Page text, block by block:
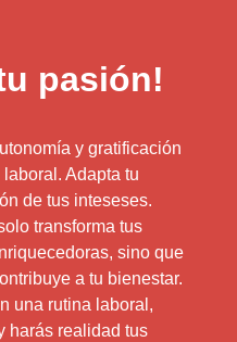
pasión!
y gratificación
Adapta tu
de tus inteseses.
transforma tus
sino que
a tu bienestar.
una rutina laboral,
harás realidad tus